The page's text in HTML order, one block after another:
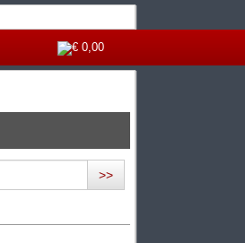
€ 0,00
>>